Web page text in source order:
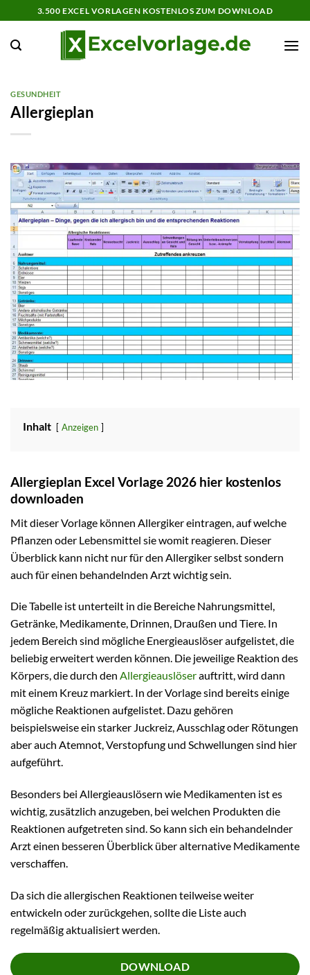
Inhalt
springen
3.500 EXCEL VORLAGEN KOSTENLOS ZUM DOWNLOAD
GESUNDHEIT
Allergieplan
Inhalt Anzeigen
Allergieplan Excel Vorlage 2026 hier kostenlos
downloaden
Mit dieser Vorlage können Allergiker eintragen, auf welche
Pflanzen oder Lebensmittel sie womit reagieren. Dieser
Überblick kann nicht nur für den Allergiker selbst sondern
auch für einen behandelnden Arzt wichtig sein.
Die Tabelle ist unterteilt in die Bereiche Nahrungsmittel,
Getränke, Medikamente, Drinnen, Draußen und Tiere. In
jedem Bereich sind mögliche Energieauslöser aufgelistet, die
beliebig erweitert werden können. Die jeweilige Reaktion des
Körpers, die durch den Allergieauslöserauftritt, wird dann
mit einem Kreuz markiert. In der Vorlage sind bereits einige
mögliche Reaktionen aufgelistet. Dazu gehören
beispielsweise ein starker Juckreiz, Ausschlag oder Rötungen
aber auch Atemnot, Verstopfung und Schwellungen sind hier
aufgeführt.
Besonders bei Allergieauslösern wie Medikamenten ist es
wichtig, zusätzlich anzugeben, bei welchen Produkten die
Reaktionen aufgetreten sind. So kann sich ein behandelnder
Arzt einen besseren Überblick über alternative Medikamente
verschaffen.
Da sich die allergischen Reaktionen teilweise weiter
entwickeln oder zurückgehen, sollte die Liste auch
regelmäßig aktualisiert werden.
DOWNLOAD